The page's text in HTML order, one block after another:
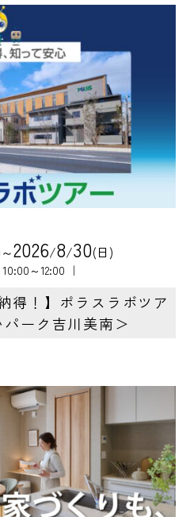
2026/8/30(日)
～12:00 ｜
得！】ポラスラボツア
ーク吉川美南＞